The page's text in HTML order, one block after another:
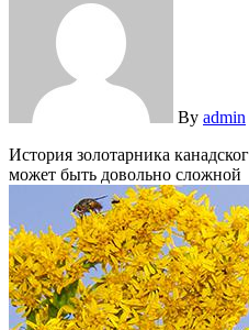
By admin
История золотарника канадского — пример того, как изначально декоративное растение стало настоящим бедствием. В России он отнесен к числу инвазивных, и борьба с ним на участке
может быть довольно сложной